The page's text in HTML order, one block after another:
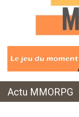
Actu MMORPG